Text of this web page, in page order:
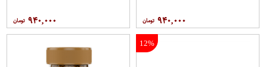
۹۴۰,۰۰۰ ۹۴۰,۰۰۰
12%